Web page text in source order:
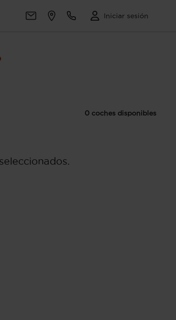
Iniciar sesión
0 coches disponibles